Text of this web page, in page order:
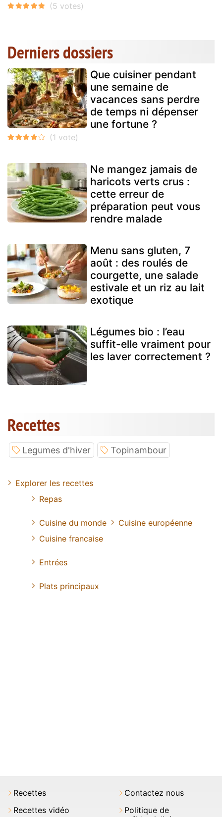
Derniers dossiers
Que cuisiner pendant
une semaine de
vacances sans perdre
de temps ni dépenser
une fortune ?
Ne mangez jamais de
haricots verts crus :
cette erreur de
préparation peut vous
rendre malade
Menu sans gluten, 7
août : des roulés de
courgette, une salade
estivale et un riz au lait
exotique
Légumes bio : l’eau
suffit-elle vraiment pour
les laver correctement ?
Recettes
Legumes d'hiver Topinambour
Explorer les recettes
Repas
Cuisine du monde
Cuisine européenne
Cuisine francaise
Entrées
Plats principaux
Recettes
Recettes vidéo
Contactez nous
Politique de